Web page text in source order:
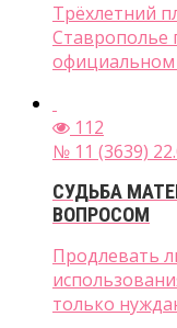
Трёхлетний
Ставрополье
официальном
112
№ 11 (3639)
СУДЬБА
ВОПРОСОМ
Продлевать
только